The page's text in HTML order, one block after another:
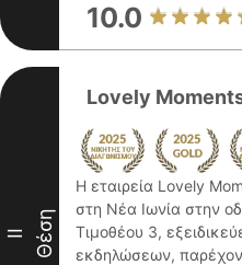
10.0
II Θέση
Lovely
Η εταιρεία Lovely
στη Νέα Ιωνία στην
Τιμοθέου 3,
εκδηλώσεων,